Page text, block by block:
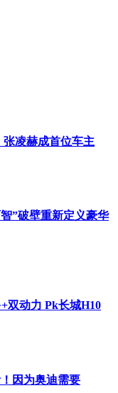
张凌赫成首位车主
”破壁重新定义豪华
双动力 Pk长城H10
因为奥迪需要